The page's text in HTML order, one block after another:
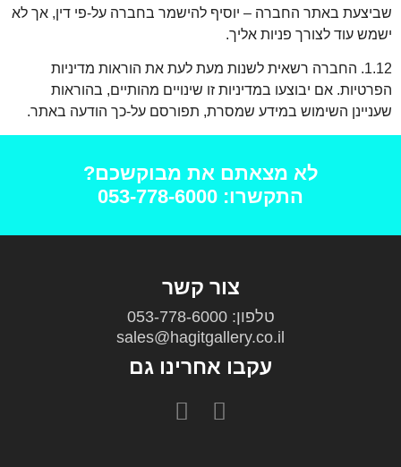
שביצעת באתר החברה – יוסיף להישמר בחברה על-פי דין, אך לא
ישמש עוד לצורך פניות אליך.
1.12. החברה רשאית לשנות מעת לעת את הוראות מדיניות
הפרטיות. אם יבוצעו במדיניות זו שינויים מהותיים, בהוראות
שעניינן השימוש במידע שמסרת, תפורסם על-כך הודעה באתר.
לא מצאתם את מבוקשכם?
התקשרו: 053-778-6000
צור קשר
טלפון: 053-778-6000
sales@hagitgallery.co.il
עקבו אחרינו גם